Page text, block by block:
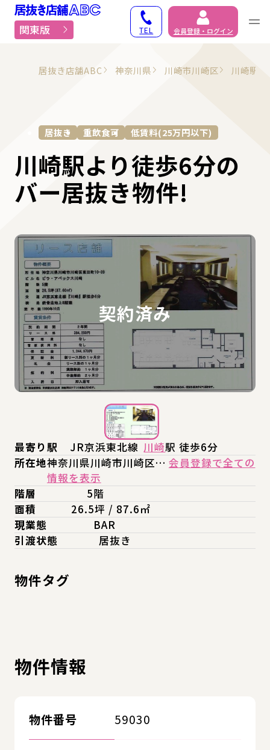
居抜き物件・貸店舗で
関東版 TEL 会員登録・ログイン
居抜き店舗ABC 神奈川県 川崎市川崎区 川崎駅
居抜き 重飲食可 低賃料(25万円以下)
川崎駅より徒歩6分の
バー居抜き物件!
最寄り駅 JR京浜東北線 川崎駅 徒歩6分
所在地神奈川県川崎市川崎区… 会員登録で全ての
情報を表示
階層
5階
面積
26.5坪 / 87.6㎡
現業態
BAR
引渡状態
居抜き
物件タグ
物件情報
物件番号 59030